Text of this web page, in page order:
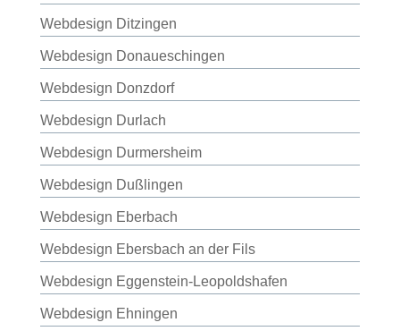
Webdesign Ditzingen
Webdesign Donaueschingen
Webdesign Donzdorf
Webdesign Durlach
Webdesign Durmersheim
Webdesign Dußlingen
Webdesign Eberbach
Webdesign Ebersbach an der Fils
Webdesign Eggenstein-Leopoldshafen
Webdesign Ehningen